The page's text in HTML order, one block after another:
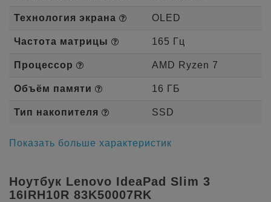
Технология экрана OLED
Частота матрицы 165 Гц
Процессор AMD Ryzen 7
Объём памяти 16 ГБ
Тип накопителя SSD
Показать больше характеристик
Ноутбук Lenovo IdeaPad Slim 3
16IRH10R 83K50007RK